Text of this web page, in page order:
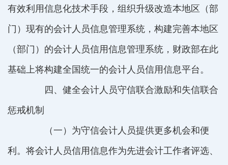
有效利用信息化技术手段，组织升级改造本地区（部
门）现有的会计人员信息管理系统，构建完善本地区
（部门）的会计人员信用信息管理系统，财政部在此
基础上将构建全国统一的会计人员信用信息平台。
四、健全会计人员守信联合激励和失信联合
惩戒机制
（一）为守信会计人员提供更多机会和便
利。将会计人员信用信息作为先进会计工作者评选、